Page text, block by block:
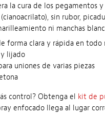
la cura de los pegamentos y
(cianoacrilato), sin rubor,
ni manchas
forma clara y rápida en
lijado
uniones de varias piezas
control? Obtenga el kit de
enfocado llega al lugar